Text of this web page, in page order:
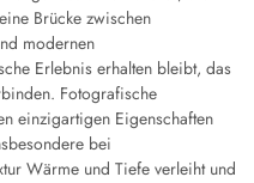
Brücke zwischen
modernen
Erlebnis erhalten bleibt, das
Fotografische
einzigartigen Eigenschaften
bei
Wärme und Tiefe verleiht und